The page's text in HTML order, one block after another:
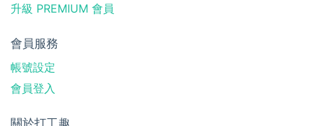
升級 PREMIUM 會員
會員服務
帳號設定
會員登入
關於打工趣